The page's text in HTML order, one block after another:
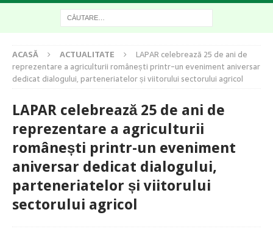
ACASĂ ACTUALITATE
LAPAR celebrează 25 de ani de
reprezentare a agriculturii românești printr-un eveniment aniversar
dedicat dialogului, parteneriatelor și viitorului sectorului agricol
LAPAR celebrează 25 de ani de
reprezentare a agriculturii
românești printr-un eveniment
aniversar dedicat dialogului,
parteneriatelor și viitorului
sectorului agricol